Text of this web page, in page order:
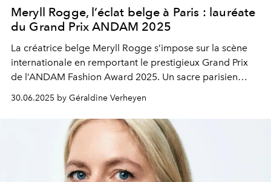
Meryll Rogge, l’éclat belge à Paris : lauréate
du Grand Prix ANDAM 2025
La créatrice belge Meryll Rogge s’impose sur la scène
internationale en remportant le prestigieux Grand Prix
de l’ANDAM Fashion Award 2025. Un sacre parisien
pour cette talentueuse diplômée d’Anvers, déjà
encensée pour son style audacieux et sa vision
singulière de la féminité.
30.06.2025 by Géraldine Verheyen